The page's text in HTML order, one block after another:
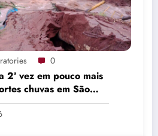
0
2ª vez em pouco mais
chuvas em São